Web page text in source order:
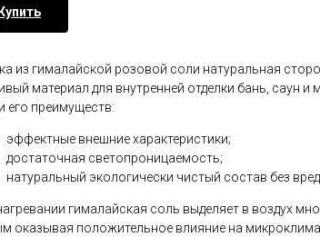
Купить
из гималайской розовой соли натуральная
материал для внутренней отделки бань, саун и
его преимуществ:
эффектные внешние характеристики;
достаточная светопроницаемость;
натуральный экологически чистый состав без
гималайская соль выделяет в воздух
оказывая положительное влияние на